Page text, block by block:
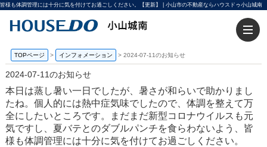
皆様も体調管理には十分に気を付けてお過ごしください。【更新】 | 小山市の不動産ならハウスドゥ小山城南
TOPページ > インフォメーション > 2024-07-11のお知らせ
2024-07-11のお知らせ
本日は蒸し暑い一日でしたが、暑さが和らいで助かりまし
たね。個人的には熱中症気味でしたので、体調を整えて万
全にしたいところです。まだまだ新型コロナウイルスも元
気ですし、夏バテとのダブルパンチを食らわないよう、皆
様も体調管理には十分に気を付けてお過ごしください。